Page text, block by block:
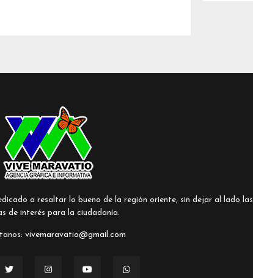
a resaltar lo bueno de la región oriente, sin dejar al lado las
de interés para la ciudadanía.
vivemaravatio@gmail.com